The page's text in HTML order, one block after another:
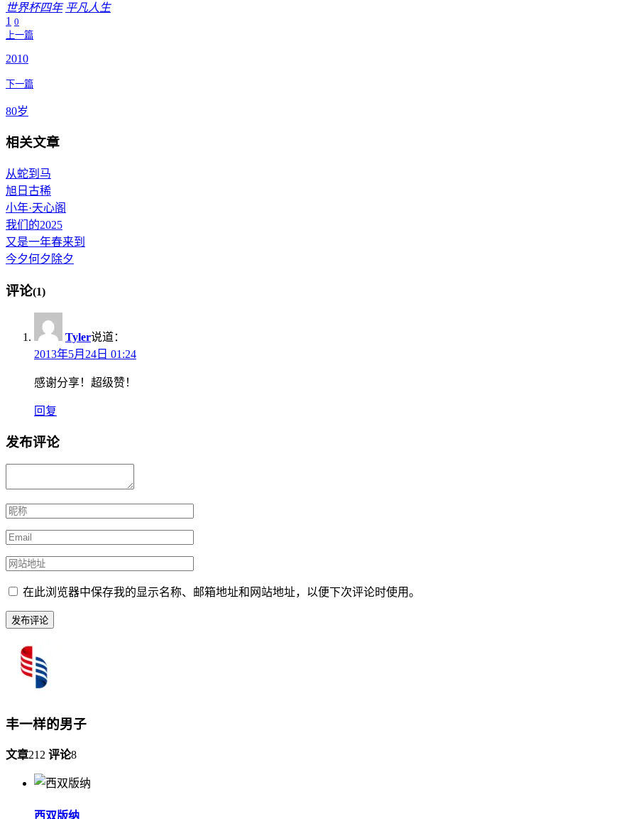
世界杯四年 平凡人生
1 0
上一篇
2010
下一篇
80岁
相关文章
从蛇到马
旭日古稀
小年·天心阁
我们的2025
又是一年春来到
今夕何夕除夕
评论(1)
Tyler说道：
2013年5月24日 01:24
感谢分享！超级赞！
回复
发布评论
在此浏览器中保存我的显示名称、邮箱地址和网站地址，以便下次评论时使用。
丰一样的男子
文章212 评论8
西双版纳